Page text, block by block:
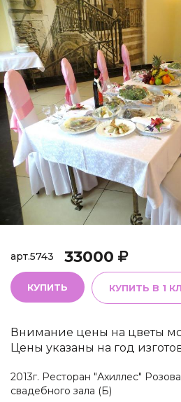
арт.5743 33000
КУПИТЬ КУПИТЬ В 1
Внимание цены на цветы
Цены указаны на год
2013г. Ресторан "Ахиллес"
свадебного зала (Б)